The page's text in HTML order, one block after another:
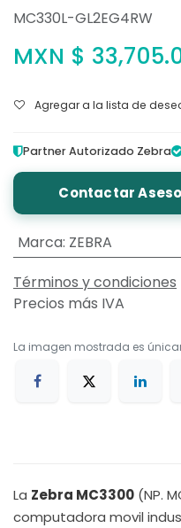
MC330L-GL2EG4RW
MXN $
Agregar a la lista de
Partner Autorizado Zebra
Contactar
Marca: ZEBRA
Términos y condiciones
Precios más IVA
La imagen mostrada es
La Zebra MC3300 (NP.
computadora movil